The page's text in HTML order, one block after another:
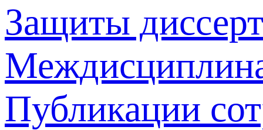
Защиты
Публикации